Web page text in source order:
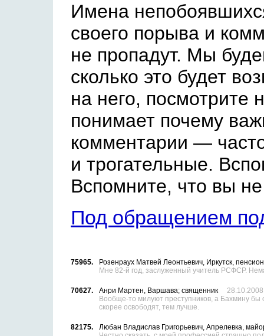
Имена
своего порыва и
не пропадут. Мы
сколько это будет
на него, посмотрите
понимает почему
комментарии —
и трогательные.
Вспомните, что вы
Под обращением
82662.
Шамсина Галина Николаевна, Николаевск-на-
Если в США отпускают с половины срока
75965.
Розенраух Матвей Леонтьевич, Иркутск,
Мне 82-й год, заслуженный учитель РСФСР.
70627. Анри Мартен, Варшава; священник
Вообще-то милуют преступников, а Бахмину
скорее освободят, тем лучше.
82175.
Любан Владислав Григорьевич, Апрелевка,
Честно сказать, с моей профессией страшно